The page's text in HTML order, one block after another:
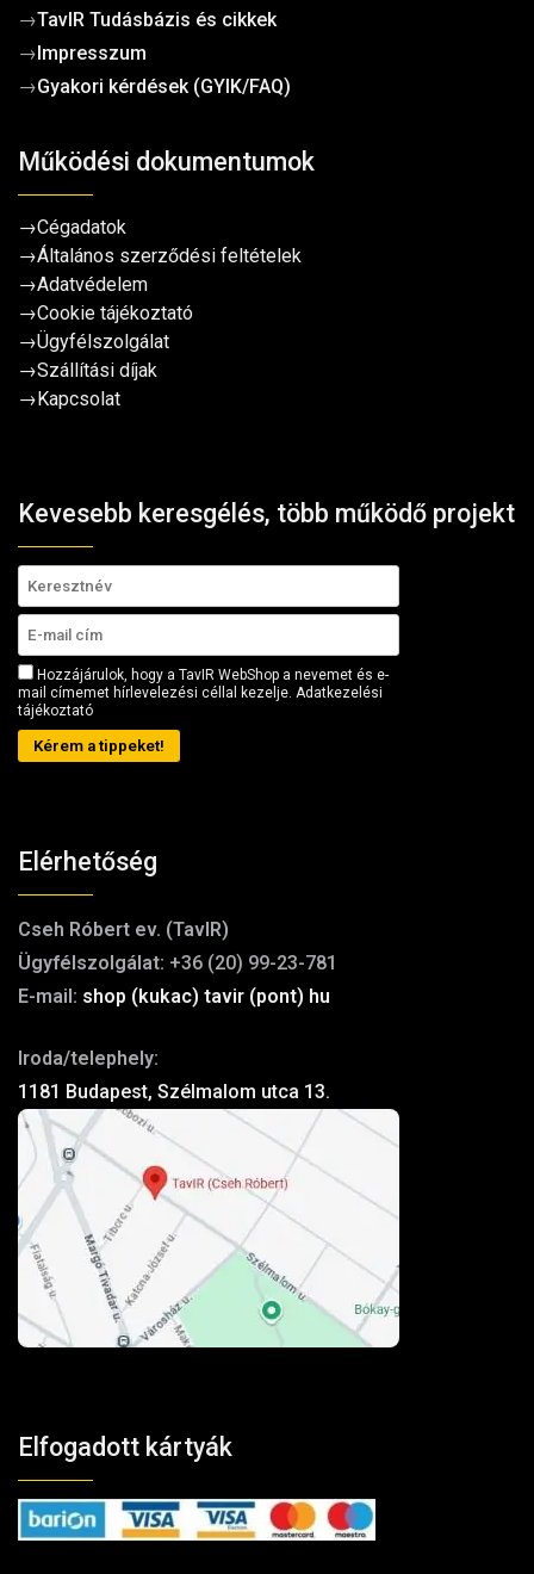
→TavIR Tudásbázis és cikkek
→ Impresszum
→Gyakori kérdések (GYIK/FAQ)
Működési dokumentumok
→Cégadatok
→Általános szerződési feltételek
→Adatvédelem
→Cookie tájékoztató
→Ügyfélszolgálat
→Szállítási díjak
→ Kapcsolat
Kevesebb keresgélés, több működő projekt
Hozzájárulok, hogy a TavIR WebShop a nevemet és e-
mail címemet hírlevelezési céllal kezelje. Adatkezelési
tájékoztató
Kérem a tippeket!
Elérhetőség
Cseh Róbert ev. (TavIR)
Ügyfélszolgálat: +36 (20) 99-23-781
E-mail: shop (kukac) tavir (pont) hu
Iroda/telephely:
1181 Budapest, Szélmalom utca 13.
Elfogadott kártyák